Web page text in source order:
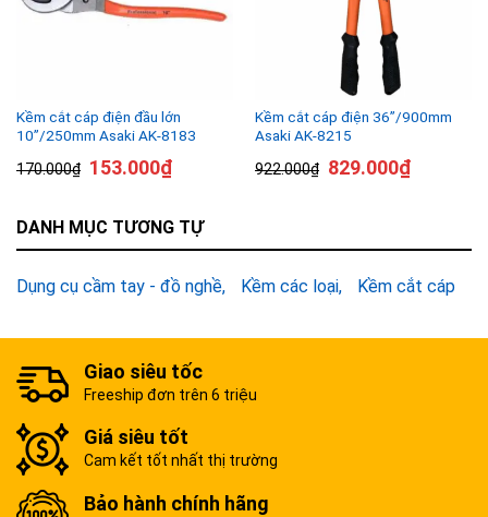
Kềm cắt cáp điện đầu lớn
10”/250mm Asaki AK-8183
170.000₫ 153.000₫
Kềm cắt cáp điện 36”/900mm
Asaki AK-8215
922.000₫ 829.000₫
DANH MỤC TƯƠNG TỰ
Dụng cụ cầm tay - đồ nghề Kềm các loại Kềm cắt cáp
Giao siêu tốc
Freeship đơn trên 6 triệu
Giá siêu tốt
Cam kết tốt nhất thị trường
Bảo hành chính hãng